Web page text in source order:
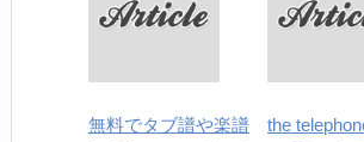
無料でタブ譜や楽譜
the